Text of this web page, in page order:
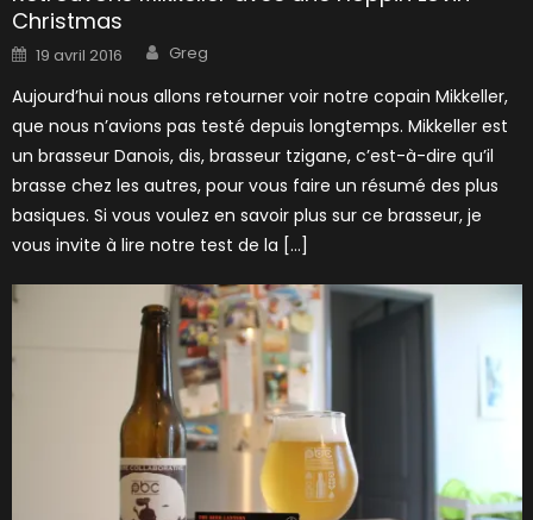
Christmas
Posted
on
19 avril 2016 Author
Greg
Aujourd’hui nous allons retourner voir notre copain Mikkeller,
que nous n’avions pas testé depuis longtemps. Mikkeller est
un brasseur Danois, dis, brasseur tzigane, c’est-à-dire qu’il
brasse chez les autres, pour vous faire un résumé des plus
basiques. Si vous voulez en savoir plus sur ce brasseur, je
vous invite à lire notre test de la […]